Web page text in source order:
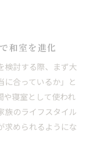
和室を進化
検討する際、まず大
に合っているか」と
や寝室として使われ
族のライフスタイル
求められるようにな